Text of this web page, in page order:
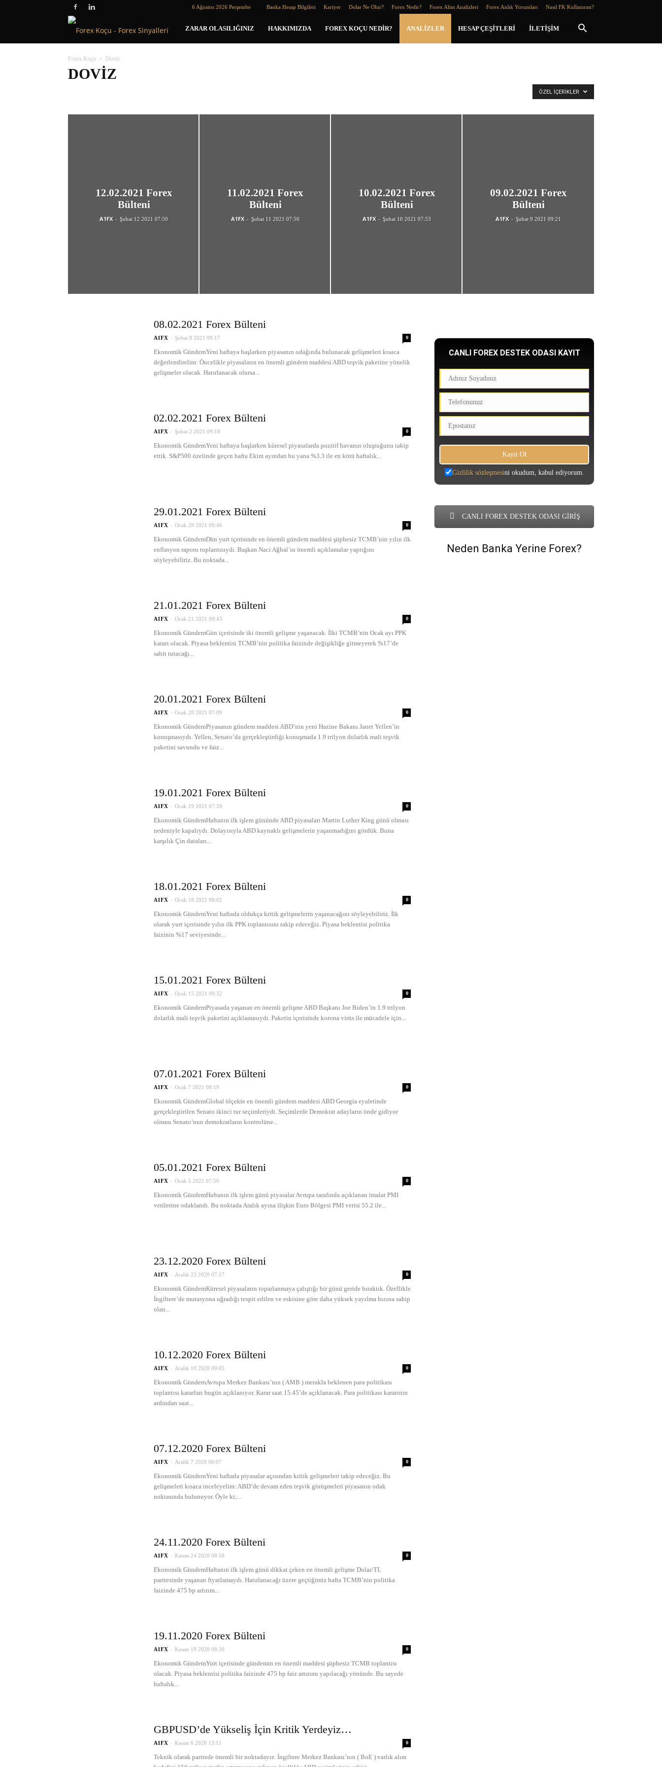
6 Ağustos 2026 Perşembe Banka Hesap Bilgileri Kariyer Dolar Ne Olur? Forex Nedir? Forex Altın Analizleri Forex Anlık Yorumları Nasıl FK Kullanırım?
Forex
ZARAR OLASILIĞINIZ HAKKIMIZDA FOREX KOÇU NEDIR? ANALIZLER HESAP ÇEŞITLERI İLETIŞIM
Forex Koçu Doviz
DOVIZ
ÖZEL İÇERIKLER
12.02.2021 Forex
Bülteni
A1FX - Şubat 12 2021 07:50
11.02.2021 Forex
Bülteni
A1FX - Şubat 11 2021 07:50
10.02.2021 Forex
Bülteni
A1FX - Şubat 10 2021 07:53
09.02.2021 Forex
Bülteni
A1FX - Şubat 9 2021 09:21
08.02.2021 Forex Bülteni
A1FX - Şubat 8 2021 09:17 0
Ekonomik GündemYeni haftaya başlarken piyasanın odağında bulunacak gelişmeleri kısaca
değerlendirelim: Öncelikle piyasaların en önemli gündem maddesi ABD teşvik paketine yönelik
gelişmeler olacak. Hatırlanacak olursa...
02.02.2021 Forex Bülteni
A1FX - Şubat 2 2021 09:18 0
Ekonomik GündemYeni haftaya başlarken küresel piyasalarda pozitif havanın oluştuğunu takip
ettik. S&P500 özelinde geçen hafta Ekim ayından bu yana %3.3 ile en kötü haftalık...
29.01.2021 Forex Bülteni
A1FX - Ocak 29 2021 09:46 0
Ekonomik GündemDün yurt içerisinde en önemli gündem maddesi şüphesiz TCMB’nin yılın ilk
enflasyon raporu toplantısıydı. Başkan Naci Ağbal’ın önemli açıklamalar yaptığını
söyleyebiliriz. Bu noktada...
21.01.2021 Forex Bülteni
A1FX - Ocak 21 2021 09:43 0
Ekonomik GündemGün içerisinde iki önemli gelişme yaşanacak. İlki TCMB’nin Ocak ayı PPK
kararı olacak. Piyasa beklentisi TCMB’nin politika faizinde değişikliğe gitmeyerek %17’de
sabit tutacağı...
20.01.2021 Forex Bülteni
A1FX - Ocak 20 2021 07:09 0
Ekonomik GündemPiyasanın gündem maddesi ABD’nin yeni Hazine Bakanı Janet Yellen’in
konuşmasıydı. Yellen, Senato’da gerçekleştirdiği konuşmada 1.9 trilyon dolarlık mali teşvik
paketini savundu ve faiz...
19.01.2021 Forex Bülteni
A1FX - Ocak 19 2021 07:59 0
Ekonomik GündemHaftanın ilk işlem gününde ABD piyasaları Martin Luther King günü olması
nedeniyle kapalıydı. Dolayısıyla ABD kaynaklı gelişmelerin yaşanmadığını gördük. Buna
karşılık Çin dataları...
18.01.2021 Forex Bülteni
A1FX - Ocak 18 2021 08:02 0
Ekonomik GündemYeni haftada oldukça kritik gelişmelerin yaşanacağını söyleyebiliriz. İlk
olarak yurt içerisinde yılın ilk PPK toplantısını takip edeceğiz. Piyasa beklentisi politika
faizinin %17 seviyesinde...
15.01.2021 Forex Bülteni
A1FX - Ocak 15 2021 09:32 0
Ekonomik GündemPiyasada yaşanan en önemli gelişme ABD Başkanı Joe Biden’in 1.9 trilyon
dolarlık mali teşvik paketini açıklamasıydı. Paketin içerisinde korona virüs ile mücadele için...
07.01.2021 Forex Bülteni
A1FX - Ocak 7 2021 08:19 0
Ekonomik GündemGlobal ölçekte en önemli gündem maddesi ABD Georgia eyaletinde
gerçekleştirilen Senato ikinci tur seçimleriydi. Seçimlerde Demokrat adayların önde gidiyor
olması Senato’nun demokratların kontrolüne...
05.01.2021 Forex Bülteni
A1FX - Ocak 5 2021 07:50 0
Ekonomik GündemHaftanın ilk işlem günü piyasalar Avrupa tarafında açıklanan imalat PMI
verilerine odaklandı. Bu noktada Aralık ayına ilişkin Euro Bölgesi PMI verisi 55.2 ile...
23.12.2020 Forex Bülteni
A1FX - Aralık 23 2020 07:17 0
Ekonomik GündemKüresel piyasaların toparlanmaya çalıştığı bir günü geride bıraktık. Özellikle
İngiltere’de mutasyona uğradığı tespit edilen ve eskisine göre daha yüksek yayılma hızına sahip
olan...
10.12.2020 Forex Bülteni
A1FX - Aralık 10 2020 09:05 0
Ekonomik GündemAvrupa Merkez Bankası’nın ( AMB ) merakla beklenen para politikası
toplantısı kararları bugün açıklanıyor. Karar saat 15.45’de açıklanacak. Para politikası kararının
ardından saat...
07.12.2020 Forex Bülteni
A1FX - Aralık 7 2020 08:07 0
Ekonomik GündemYeni haftada piyasalar açısından kritik gelişmeleri takip edeceğiz. Bu
gelişmeleri kısaca inceleyelim: ABD’de devam eden teşvik görüşmeleri piyasanın odak
noktasında bulunuyor. Öyle ki;...
24.11.2020 Forex Bülteni
A1FX - Kasım 24 2020 08:50 0
Ekonomik GündemHaftanın ilk işlem günü dikkat çeken en önemli gelişme Dolar/TL
paritesinde yaşanan fiyatlamaydı. Hatırlanacağı üzere geçtiğimiz hafta TCMB’nin politika
faizinde 475 bp artırım...
19.11.2020 Forex Bülteni
A1FX - Kasım 19 2020 08:30 0
Ekonomik GündemYurt içerisinde gündemin en önemli maddesi şüphesiz TCMB toplantısı
olacak. Piyasa beklentisi politika faizinde 475 bp faiz artırımı yapılacağı yönünde. Bu sayede
haftalık...
GBPUSD’de Yükseliş İçin Kritik Yerdeyiz…
A1FX - Kasım 6 2020 13:11 0
Teknik olarak paritede önemli bir noktadayız. İngiltere Merkez Bankası’nın ( BoE ) varlık alım
CANLI FOREX DESTEK ODASI KAYIT
Gizlilik sözleşmesini okudum, kabul ediyorum.
CANLI FOREX DESTEK ODASI GİRİŞ
Neden Banka Yerine Forex?